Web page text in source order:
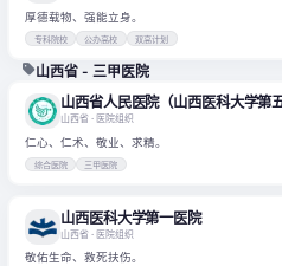
厚德载物、强能立身。
专科院校 公办高校 双高计划
山西省 - 三甲医院
山西省· 医院组织
仁心、仁术、敬业、求精。
综合医院 三甲医院
山西医科大学第一医院
山西省· 医院组织
敬佑生命、救死扶伤。